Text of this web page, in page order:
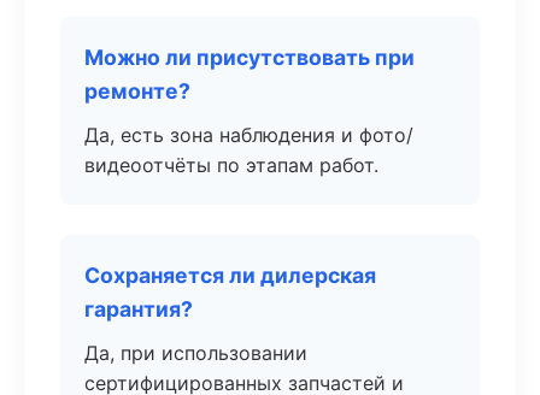
Можно ли присутствовать при
ремонте?
Да, есть зона наблюдения и фото/
видеоотчёты по этапам работ.
Сохраняется ли дилерская
гарантия?
Да, при использовании
сертифицированных запчастей и